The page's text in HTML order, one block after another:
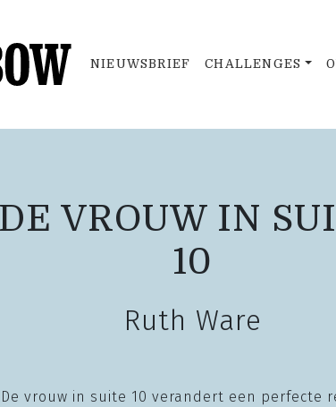
NIEUWSBRIEF CHALLENGES
DE VROUW IN
10
Ruth Ware
De vrouw in suite 10 verandert een perfecte